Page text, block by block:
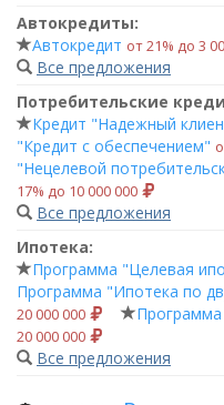
Автокредиты:
Автокредит от 21% до 3
Все предложения
Потребительские
Кредит "Надежный
"Кредит с обеспечением"
"Нецелевой
17% до 10 000 000
Все предложения
Ипотека:
Программа "Целевая
Программа "Ипотека по
20 000 000
20 000 000
Все предложения